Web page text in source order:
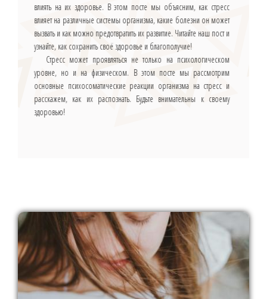
влиять на их здоровье. В этом посте мы объясним, как стресс
влияет на различные системы организма, какие болезни он может
вызвать и как можно предотвратить их развитие. Читайте наш пост и
узнайте, как сохранить своё здоровье и благополучие!
Стресс может проявляться не только на психологическом
уровне, но и на физическом. В этом посте мы рассмотрим
основные психосоматические реакции организма на стресс и
расскажем, как их распознать. Будьте внимательны к своему
здоровью!